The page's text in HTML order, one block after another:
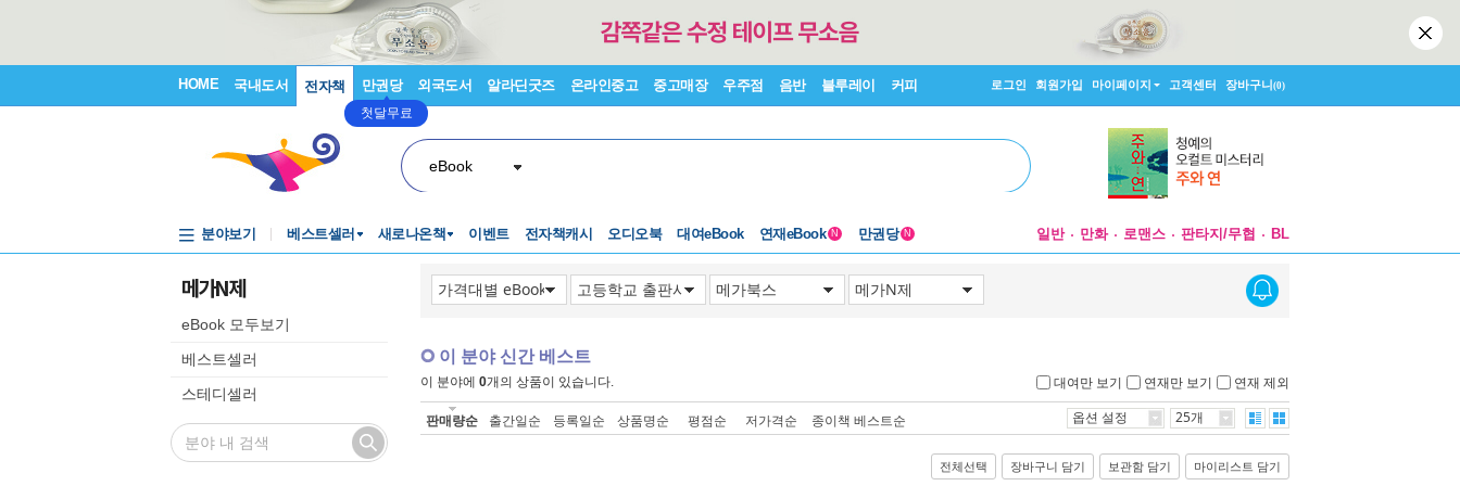
HOME 국내도서 전자책 만권당
첫달무료
외국도서 알라딘굿즈 온라인중고 중고매장 우주점 음반 블루레이 커피 로그인 회원가입 마이페이지 고객센터 장바구니(0)
eBook
분야보기 베스트셀러 새로나온책 이벤트 전자책캐시 오디오북 대여eBook 연재eBook N 만권당 N 일반 만화 로맨스 판타지/무협 BL
메가N제
eBook 모두보기
베스트셀러
스테디셀러
이 분야 신간 베스트
이 분야에 0개의 상품이 있습니다. 대여만 보기 연재만 보기 연재 제외
판매량순 출간일순 등록일순 상품명순 평점순 저가격순 종이책 베스트순 옵션 설정 25개
전체선택 장바구니 담기 보관함 담기 마이리스트 담기